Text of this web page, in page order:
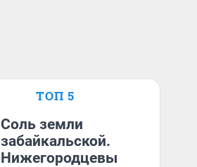
ТОП 5
Соль земли
забайкальской.
Нижегородцевы